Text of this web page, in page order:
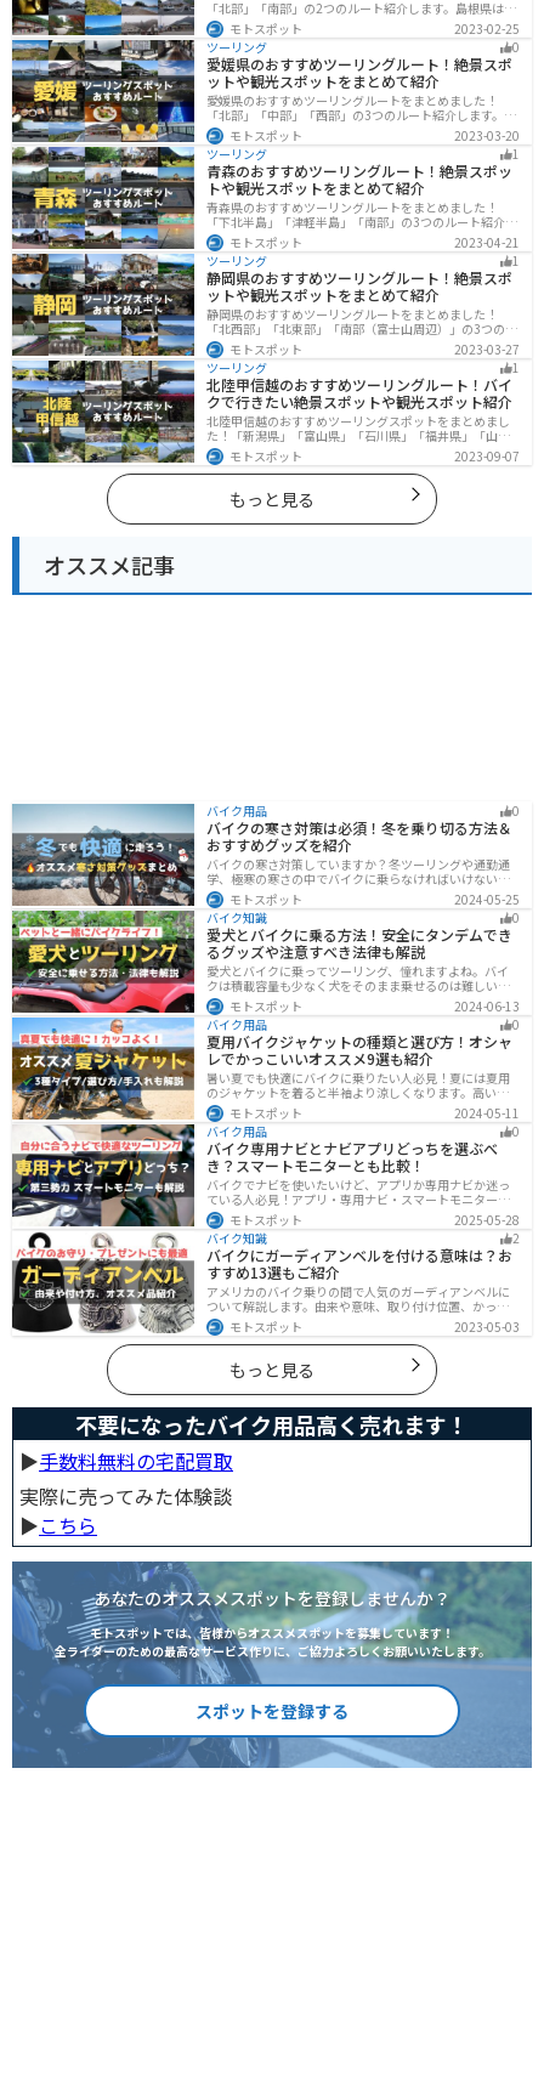
「北部」「南部」の2つのルート紹介します。島根県は、
海と山が近く、1日で全然違う景色を堪能することができ
ます。バイクで島根県にツーリングに行く際は参考にし
てください。
モトスポット
2023-02-25
ツーリング
0
愛媛県のおすすめツーリングルート！絶景スポ
ットや観光スポットをまとめて紹介
愛媛県のおすすめツーリングルートをまとめました！
「北部」「中部」「西部」の3つのルート紹介します。山
や海といった自然だけでなく、気軽に渡れる島もあり
様々な楽しみ方ができます。バイクで愛媛県にツーリン
グに行く際は参考にしてください。
モトスポット
2023-03-20
ツーリング
1
青森のおすすめツーリングルート！絶景スポッ
トや観光スポットをまとめて紹介
青森県のおすすめツーリングルートをまとめました！
「下北半島」「津軽半島」「南部」の3つのルート紹介し
ます。自然に恵まれた風光明媚な景色や歴史文化に触れ
られる観光スポットが多くあります。バイクで青森県に
ツーリングに行く際は参考にしてください。
モトスポット
2023-04-21
ツーリング
1
静岡県のおすすめツーリングルート！絶景スポ
ットや観光スポットをまとめて紹介
静岡県のおすすめツーリングルートをまとめました！
「北西部」「北東部」「南部（富士山周辺）」の3つのル
ート紹介します。富士山を中心に自然豊かな景色や食事
を楽しめるスポットが多数あります。バイクで静岡県に
ツーリングに行く際は参考にしてください。
モトスポット
2023-03-27
ツーリング
1
北陸甲信越のおすすめツーリングルート！バイ
クで行きたい絶景スポットや観光スポット紹介
北陸甲信越のおすすめツーリングスポットをまとめまし
た！「新潟県」「富山県」「石川県」「福井県」「山梨
県」「長野県」の各県の観光地紹介します。自然豊かな
山々や湖、温泉地が点在し、四季折々の景色を楽しめる
スポットが多数あります。バイクで北陸甲信越にツーリ
ングに行く際は参考にしてください。
モトスポット 2023-09-07
もっと見る
オススメ記事
バイク用品 0
バイクの寒さ対策は必須！冬を乗り切る方法＆
おすすめグッズを紹介
バイクの寒さ対策していますか？冬ツーリングや通勤通
学、極寒の寒さの中でバイクに乗らなければいけない時
でも快適に乗る方法をまとめました！オススメの寒さ対
策グッズも紹介しているので、これで寒い冬でも快適に
バイクに乗りましょう！
モトスポット
2024-05-25
バイク知識
0
愛犬とバイクに乗る方法！安全にタンデムでき
るグッズや注意すべき法律も解説
愛犬とバイクに乗ってツーリング、憧れますよね。バイ
クは積載容量も少なく犬をそのまま乗せるのは難しいで
すが、専用アイテムを使えば実現できます。この記事で
は、安全に楽しむために必要な知識やグッズをまとめま
した。しっかりと準備して愛犬とバイクライフを満喫し
ましょう！
モトスポット
2024-06-13
バイク用品
0
夏用バイクジャケットの種類と選び方！オシャ
レでかっこいいオススメ9選も紹介
暑い夏でも快適にバイクに乗りたい人必見！夏には夏用
のジャケットを着ると半袖より涼しくなります。高い透
湿性のフルメッシュ素材やハーフメッシュはもちろん、
デザイン性に優れたテキスタイルジャケットもあるの
で、カッコよくバイクに乗りたい人でも使える装備があ
ります。
モトスポット
2024-05-11
バイク用品
0
バイク専用ナビとナビアプリどっちを選ぶべ
き？スマートモニターとも比較！
バイクでナビを使いたいけど、アプリか専用ナビか迷っ
ている人必見！アプリ・専用ナビ・スマートモニターの
メリット、デメリット、どんな人にオススメなのかを解
説します。自分に合ったナビを見つけて快適なツーリン
グライフを送りましょう！
モトスポット
2025-05-28
バイク知識
2
バイクにガーディアンベルを付ける意味は？お
すすめ13選もご紹介
アメリカのバイク乗りの間で人気のガーディアンベルに
ついて解説します。由来や意味、取り付け位置、かっこ
いいオススメのガーディアンベルも紹介します。自分用
のお守りとしてだけでなく、プレゼントとしても最適な
ので、気になっている人は参考にしてみてください。
モトスポット 2023-05-03
もっと見る
不要になったバイク用品高く売れます！
▶︎手数料無料の宅配買取
実際に売ってみた体験談
▶︎こちら
あなたのオススメスポットを登録しませんか？
モトスポットでは、皆様からオススメスポットを募集しています！
全ライダーのための最高なサービス作りに、ご協力よろしくお願いいたします。
スポットを登録する